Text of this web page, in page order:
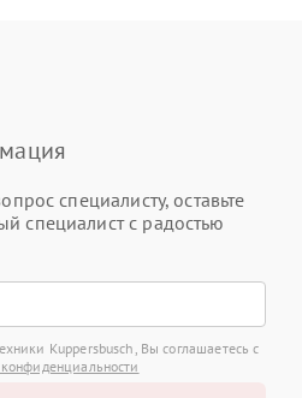
специалисту, оставьте
специалист с радостью
Kuppersbusch, Вы соглашаетесь с